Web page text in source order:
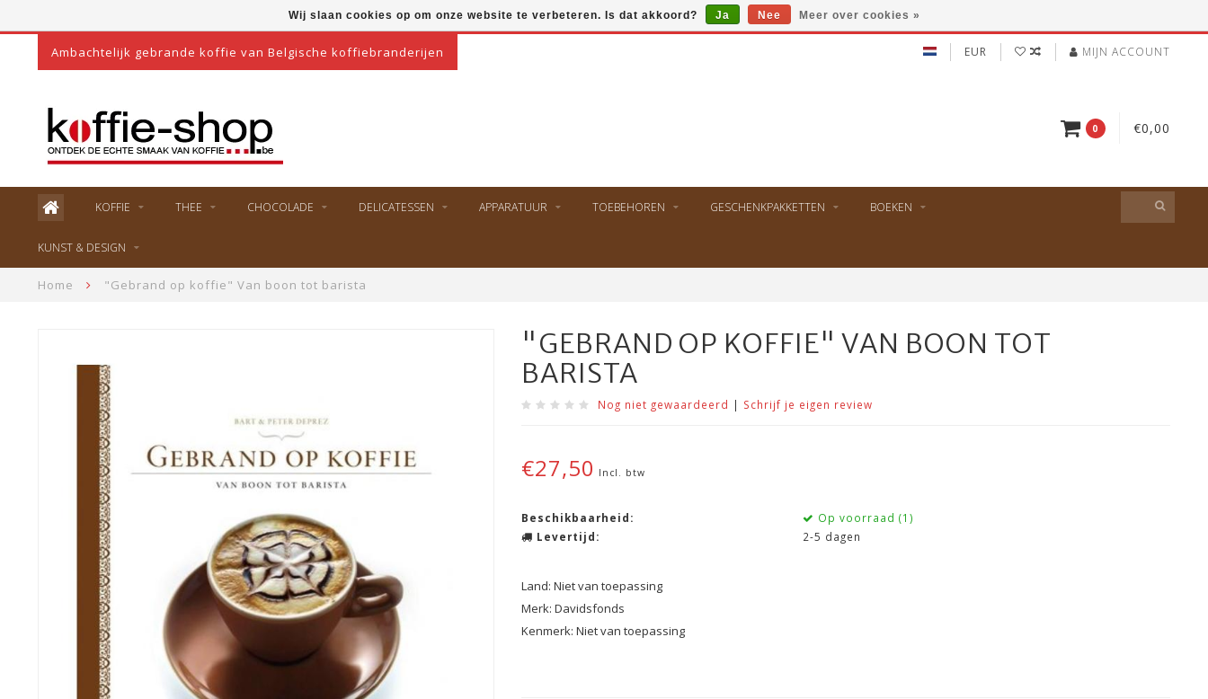
Ambachtelijk gebrande koffie van Belgische koffiebranderijen EUR MIJN ACCOUNT
0 €0,00
KOFFIE THEE CHOCOLADE DELICATESSEN APPARATUUR TOEBEHOREN GESCHENKPAKKETTEN BOEKEN
KUNST & DESIGN
Home "Gebrand op koffie" Van boon tot barista
"GEBRAND OP KOFFIE" VAN BOON TOT
BARISTA
Nog niet gewaardeerd | Schrijf je eigen review
€27,50 Incl. btw
Beschikbaarheid:
Op voorraad (1)
Levertijd:
2-5 dagen
Land: Niet van toepassing
Merk: Davidsfonds
Kenmerk: Niet van toepassing
Wij slaan cookies op om onze website te verbeteren. Is dat akkoord? Ja Nee Meer over cookies »